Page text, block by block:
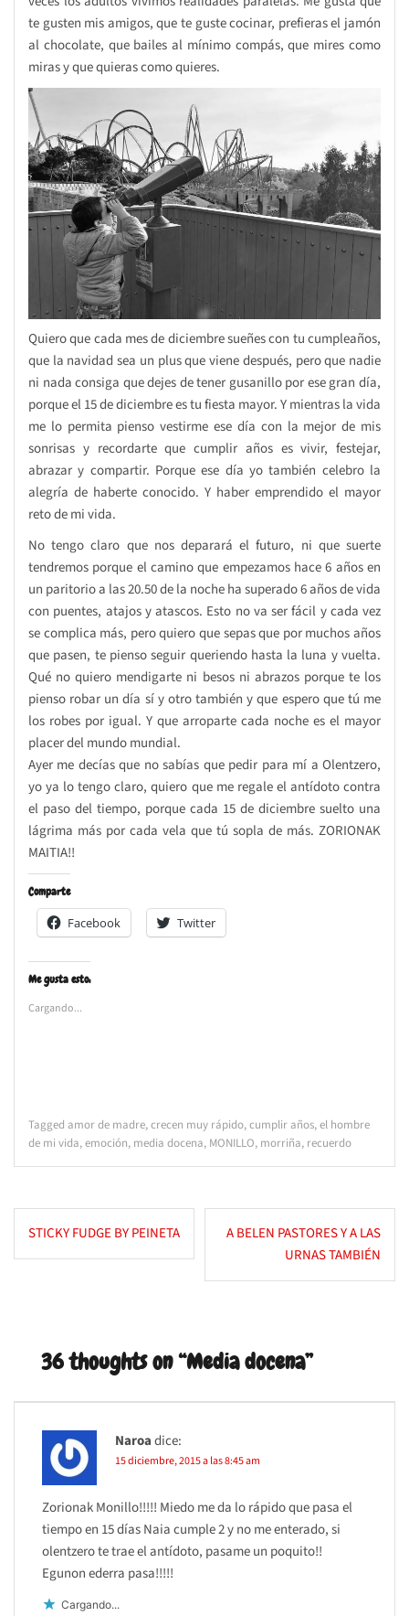
te gusten mis amigos, que te guste cocinar, prefieras el jamón
al chocolate, que bailes al mínimo compás, que mires como
miras y que quieras como quieres.
Quiero que cada mes de diciembre sueñes con tu cumpleaños,
que la navidad sea un plus que viene después, pero que nadie
ni nada consiga que dejes de tener gusanillo por ese gran día,
porque el 15 de diciembre es tu fiesta mayor. Y mientras la vida
me lo permita pienso vestirme ese día con la mejor de mis
sonrisas y recordarte que cumplir años es vivir, festejar,
abrazar y compartir. Porque ese día yo también celebro la
alegría de haberte conocido. Y haber emprendido el mayor
reto de mi vida.
No tengo claro que nos deparará el futuro, ni que suerte
tendremos porque el camino que empezamos hace 6 años en
un paritorio a las 20.50 de la noche ha superado 6 años de vida
con puentes, atajos y atascos. Esto no va ser fácil y cada vez
se complica más, pero quiero que sepas que por muchos años
que pasen, te pienso seguir queriendo hasta la luna y vuelta.
Qué no quiero mendigarte ni besos ni abrazos porque te los
pienso robar un día sí y otro también y que espero que tú me
los robes por igual. Y que arroparte cada noche es el mayor
placer del mundo mundial.
Ayer me decías que no sabías que pedir para mí a Olentzero,
yo ya lo tengo claro, quiero que me regale el antídoto contra
el paso del tiempo, porque cada 15 de diciembre suelto una
lágrima más por cada vela que tú sopla de más. ZORIONAK
MAITIA!!
Comparte
Facebook Twitter
Me gusta esto:
Cargando...
Tagged amor de madre,crecen muy rápido,cumplir años,el hombre
de mi vida,emoción, media docena, MONILLO, morriña, recuerdo
Navegación
de
STICKY FUDGE BY PEINETA
A BELEN PASTORES Y A LAS
URNAS TAMBIÉN
36 thoughts on “Media docena”
Naroadice:
15 diciembre, 2015 a las 8:45 am
Zorionak Monillo!!!!! Miedo me da lo rápido que pasa el
tiempo en 15 días Naia cumple 2 y no me enterado, si
olentzero te trae el antídoto, pasame un poquito!!
Egunon ederra pasa!!!!!
Cargando...